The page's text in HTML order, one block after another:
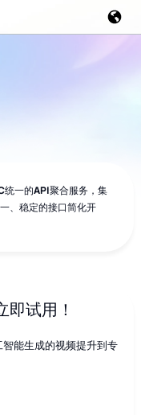
一的API聚合服务，集
、稳定的接口简化开
试用！
能生成的视频提升到专